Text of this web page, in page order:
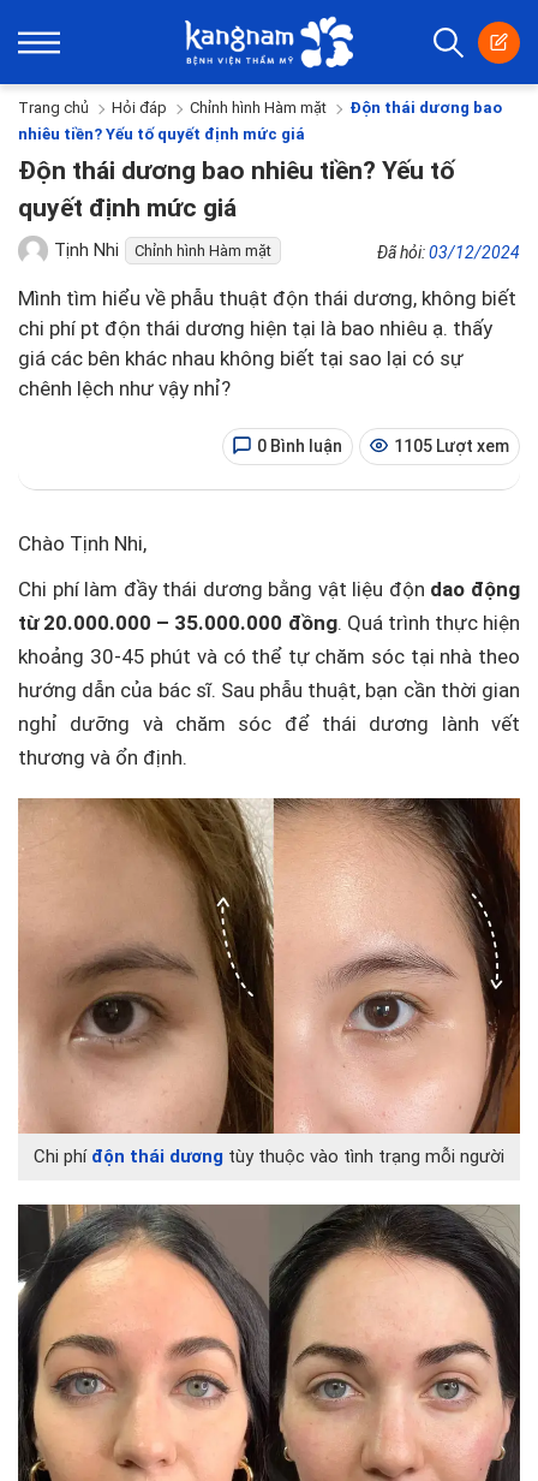
Trang chủ Hỏi đáp Chỉnh hình Hàm mặt
Độn thái dương bao
nhiêu tiền? Yếu tố quyết định mức giá
Độn thái dương bao nhiêu tiền? Yếu tố
quyết định mức giá
Tịnh Nhi Chỉnh hình Hàm mặt Đã hỏi:03/12/2024
Mình tìm hiểu về phẫu thuật độn thái dương, không biết
chi phí pt độn thái dương hiện tại là bao nhiêu ạ. thấy
giá các bên khác nhau không biết tại sao lại có sự
chênh lệch như vậy nhỉ?
0 Bình luận 1105 Lượt xem
Chào Tịnh Nhi,
Chi phí làm đầy thái dương bằng vật liệu độn dao động
từ 20.000.000 – 35.000.000 đồng. Quá trình thực hiện
khoảng 30-45 phút và có thể tự chăm sóc tại nhà theo
hướng dẫn của bác sĩ. Sau phẫu thuật, bạn cần thời gian
nghỉ dưỡng và chăm sóc để thái dương lành vết
thương và ổn định.
Chi phí độn thái dương tùy thuộc vào tình trạng mỗi người